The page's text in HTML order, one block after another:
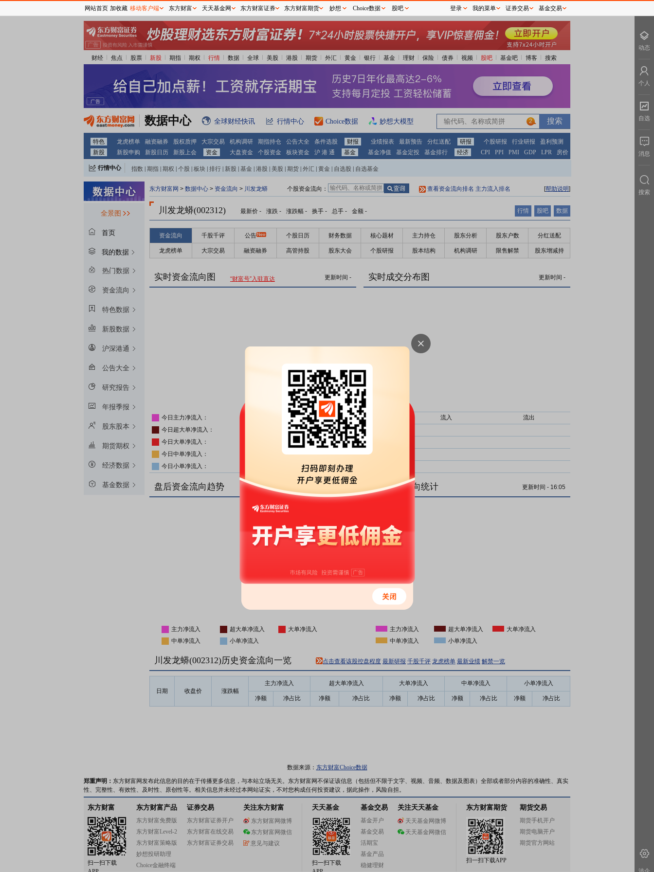
财经 焦点 股票 新股 期指 期权 行情 数据 全球 美股 港股 期货 外汇 黄金 银行 基金 理财 保险 债券 视频 股吧 基金吧 博客 搜索
数据中心 全球财经快讯 行情中心 Choice数据 妙想大模型 2
特色 龙虎榜单 融资融券 股权质押 大宗交易 机构调研 期指持仓 公告大全 条件选股 财报 业绩报表 最新预告 分红送配 研报 个股研报 行业研报
盈利预测
新股
新股申购 新股日历 新股上会 资金 大盘资金 个股资金 板块资金 沪 港 通 基金 基金净值 基金定投 基金排行 经济 CPI PPI PMI GDP LPR 房价
行情中心 指数 期指 期权 个股 板块 排行 新股 基金 港股 美股 期货 外汇 黄金 自选股 自选基金
全景图
首页
我的数据
热门数据
资金流向
特色数据
新股数据
沪深港通
公告大全
研究报告
年报季报
股东股本
期货期权
经济数据
基金数据
东方财富网 > 数据中心 > 资金流向 > 川发龙蟒 个股资金流向： 查看资金流向排名 主力流入排名 [帮助说明]
川发龙蟒(002312) 最新价 - 涨跌 - 涨跌幅 - 换手 - 总手 - 金额 - 行情 股吧 数据
资金流向 千股千评 公告 个股日历 财务数据 核心题材 主力持仓 股东分析 股东户数 分红送配
龙虎榜单 大宗交易 融资融券 高管持股 股东大会 个股研报 股本结构 机构调研 限售解禁 股东增减持
实时资金流向图 “财富号”入驻直达 更新时间 -
今日主力净流入：
主力净比：
今日超大单净流入：
超大单净比：
今日大单净流入：
大单净比：
今日中单净流入：
中单净比：
今日小单净流入：
实时成交分布图 更新时间 -
流入
流出
盘后资金流向趋势
主力净流入 超大单净流入
大单净流入
中单净流入
小单净流入
盘后资金流向统计 更新时间 - 16:05
主力净流入 超大单净流入
大单净流入
中单净流入
小单净流入
川发龙蟒(002312)历史资金流向一览 点击查看该股控盘程度 最新研报 千股千评 龙虎榜单 最新业绩 解禁一览
日期 收盘价 涨跌幅
主力净流入 超大单净流入 大单净流入 中单净流入 小单净流入
净额 净占比 净额 净占比 净额 净占比 净额 净占比 净额 净占比
数据来源： 东方财富Choice数据
郑重声明： 东方财富网发布此信息的目的在于传播更多信息，与本站立场无关。东方财富网不保证该信息（包括但不限于文字、视频、音频、数据及图表）全部或者部分内容的准确性、真实
性、完整性、有效性、及时性、原创性等。相关信息并未经过本网站证实，不对您构成任何投资建议，据此操作，风险自担。
东方财富
扫一扫下载
东方财富产品
东方财富免费版
东方财富Level-2
东方财富策略版
妙想投研助理
Choice金融终端
证券交易
东方财富证券开户
东方财富在线交易
东方财富证券交易
关注东方财富
东方财富网微博
东方财富网微信
意见与建议
天天基金
扫一扫下载
基金交易
基金开户
基金交易
活期宝
基金产品
稳健理财
关注天天基金
天天基金网微博
天天基金网微信
东方财富期货
扫一扫下载APP
期货交易
期货手机开户
期货电脑开户
期货官方网站
网站首页 加收藏 移动客户端 东方财富 天天基金网 东方财富证券 东方财富期货 妙想 Choice数据 股吧 登录 我的菜单 证券交易 基金交易
动态
个人
自选
消息
搜索